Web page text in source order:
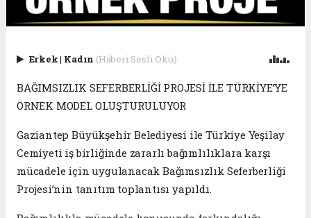
Erkek| Kadın (Haberi Sesli Oku)
BAĞIMSIZLIK SEFERBERLİĞİ PROJESİ İLE TÜRKİYE’YE
ÖRNEK MODEL OLUŞTURULUYOR
Gaziantep Büyükşehir Belediyesi ile Türkiye Yeşilay
Cemiyeti iş birliğinde zararlı bağımlılıklara karşı
mücadele için uygulanacak Bağımsızlık Seferberliği
Projesi’nin tanıtım toplantısı yapıldı.